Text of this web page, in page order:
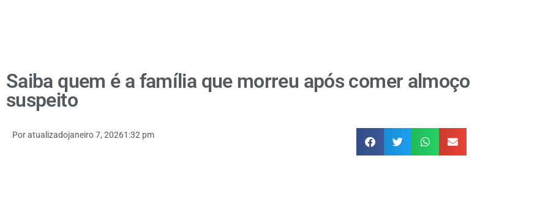
Saiba quem é a família que morreu após comer almoço
suspeito
Poratualizadojaneiro 7, 20261:32 pm